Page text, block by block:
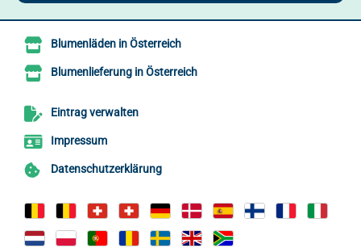
Blumenläden in Österreich
Blumenlieferung in Österreich
Eintrag verwalten
Impressum
Datenschutzerklärung